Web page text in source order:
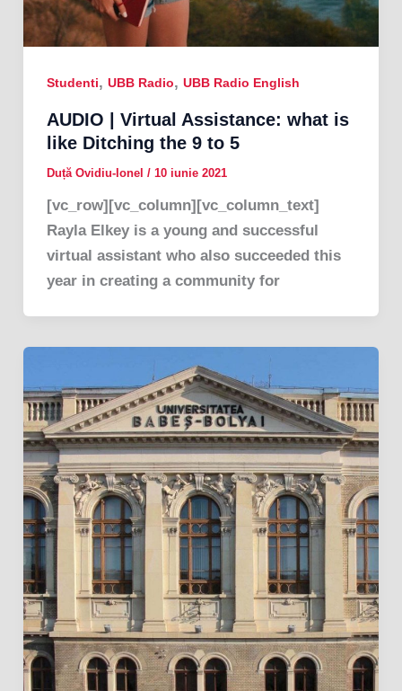
Studenti, UBB Radio, UBB Radio English
AUDIO | Virtual Assistance: what is
like Ditching the 9 to 5
Duță Ovidiu-Ionel / 10 iunie 2021
[vc_row][vc_column][vc_column_text]
Rayla Elkey is a young and successful
virtual assistant who also succeeded this
year in creating a community for